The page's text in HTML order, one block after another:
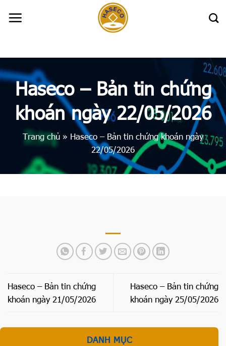
Haseco – Bản tin chứng
khoán ngày 22/05/2026
Trang chủ » Haseco – Bản tin chứng khoán ngày
22/05/2026
Haseco – Bản tin chứng
khoán ngày 21/05/2026
Haseco – Bản tin chứng
khoán ngày 25/05/2026
DANH MỤC